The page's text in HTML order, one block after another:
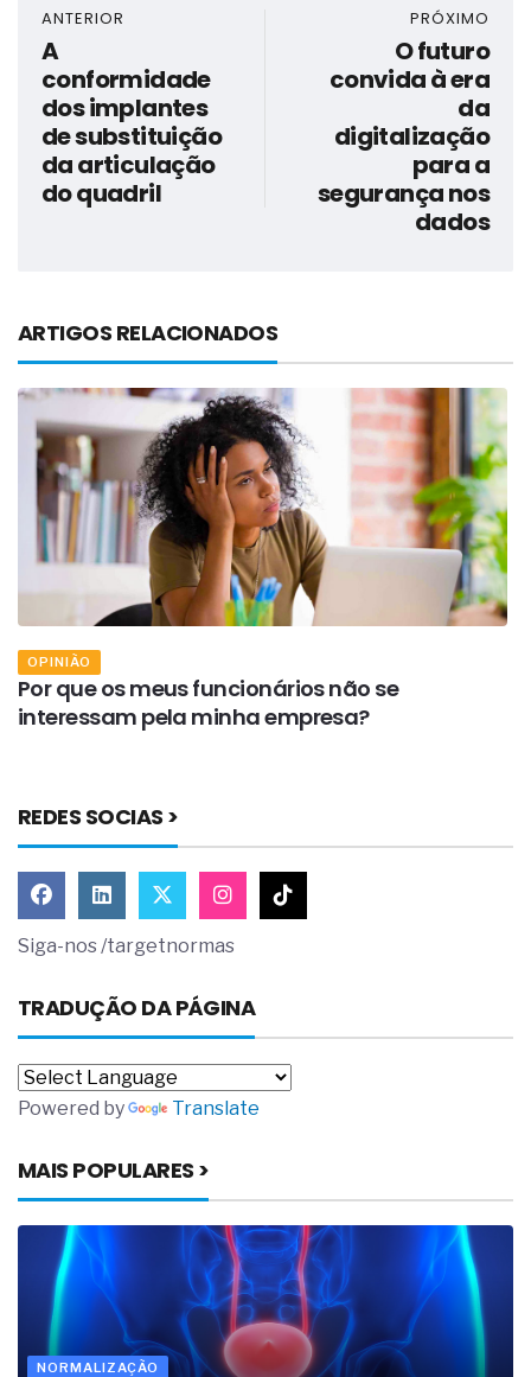
ANTERIOR
A
conformidade
dos implantes
de substituição
da articulação
do quadril
PRÓXIMO
O futuro
convida à era
da
digitalização
para a
segurança nos
dados
ARTIGOS RELACIONADOS
OPINIÃO
Por que os meus funcionários não se
interessam pela minha empresa?
REDES SOCIAS >
Siga-nos /targetnormas
TRADUÇÃO DA PÁGINA
Powered by Translate
MAIS POPULARES >
NORMALIZAÇÃO